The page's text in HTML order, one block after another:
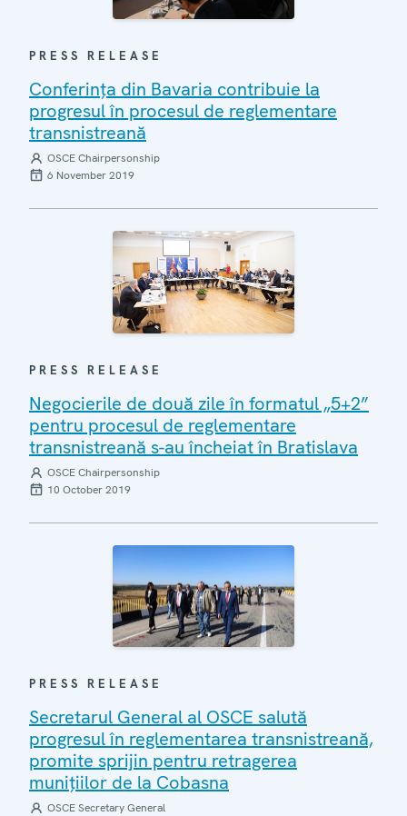
PRESS RELEASE
Conferința din Bavaria contribuie la
progresul în procesul de reglementare
transnistreană
OSCE Chairpersonship
6 November 2019
PRESS RELEASE
Negocierile de două zile în formatul „5+2”
pentru procesul de reglementare
transnistreană s-au încheiat în Bratislava
OSCE Chairpersonship
10 October 2019
PRESS RELEASE
Secretarul General al OSCE salută
progresul în reglementarea transnistreană,
promite sprijin pentru retragerea
munițiilor de la Cobasna
OSCE Secretary General